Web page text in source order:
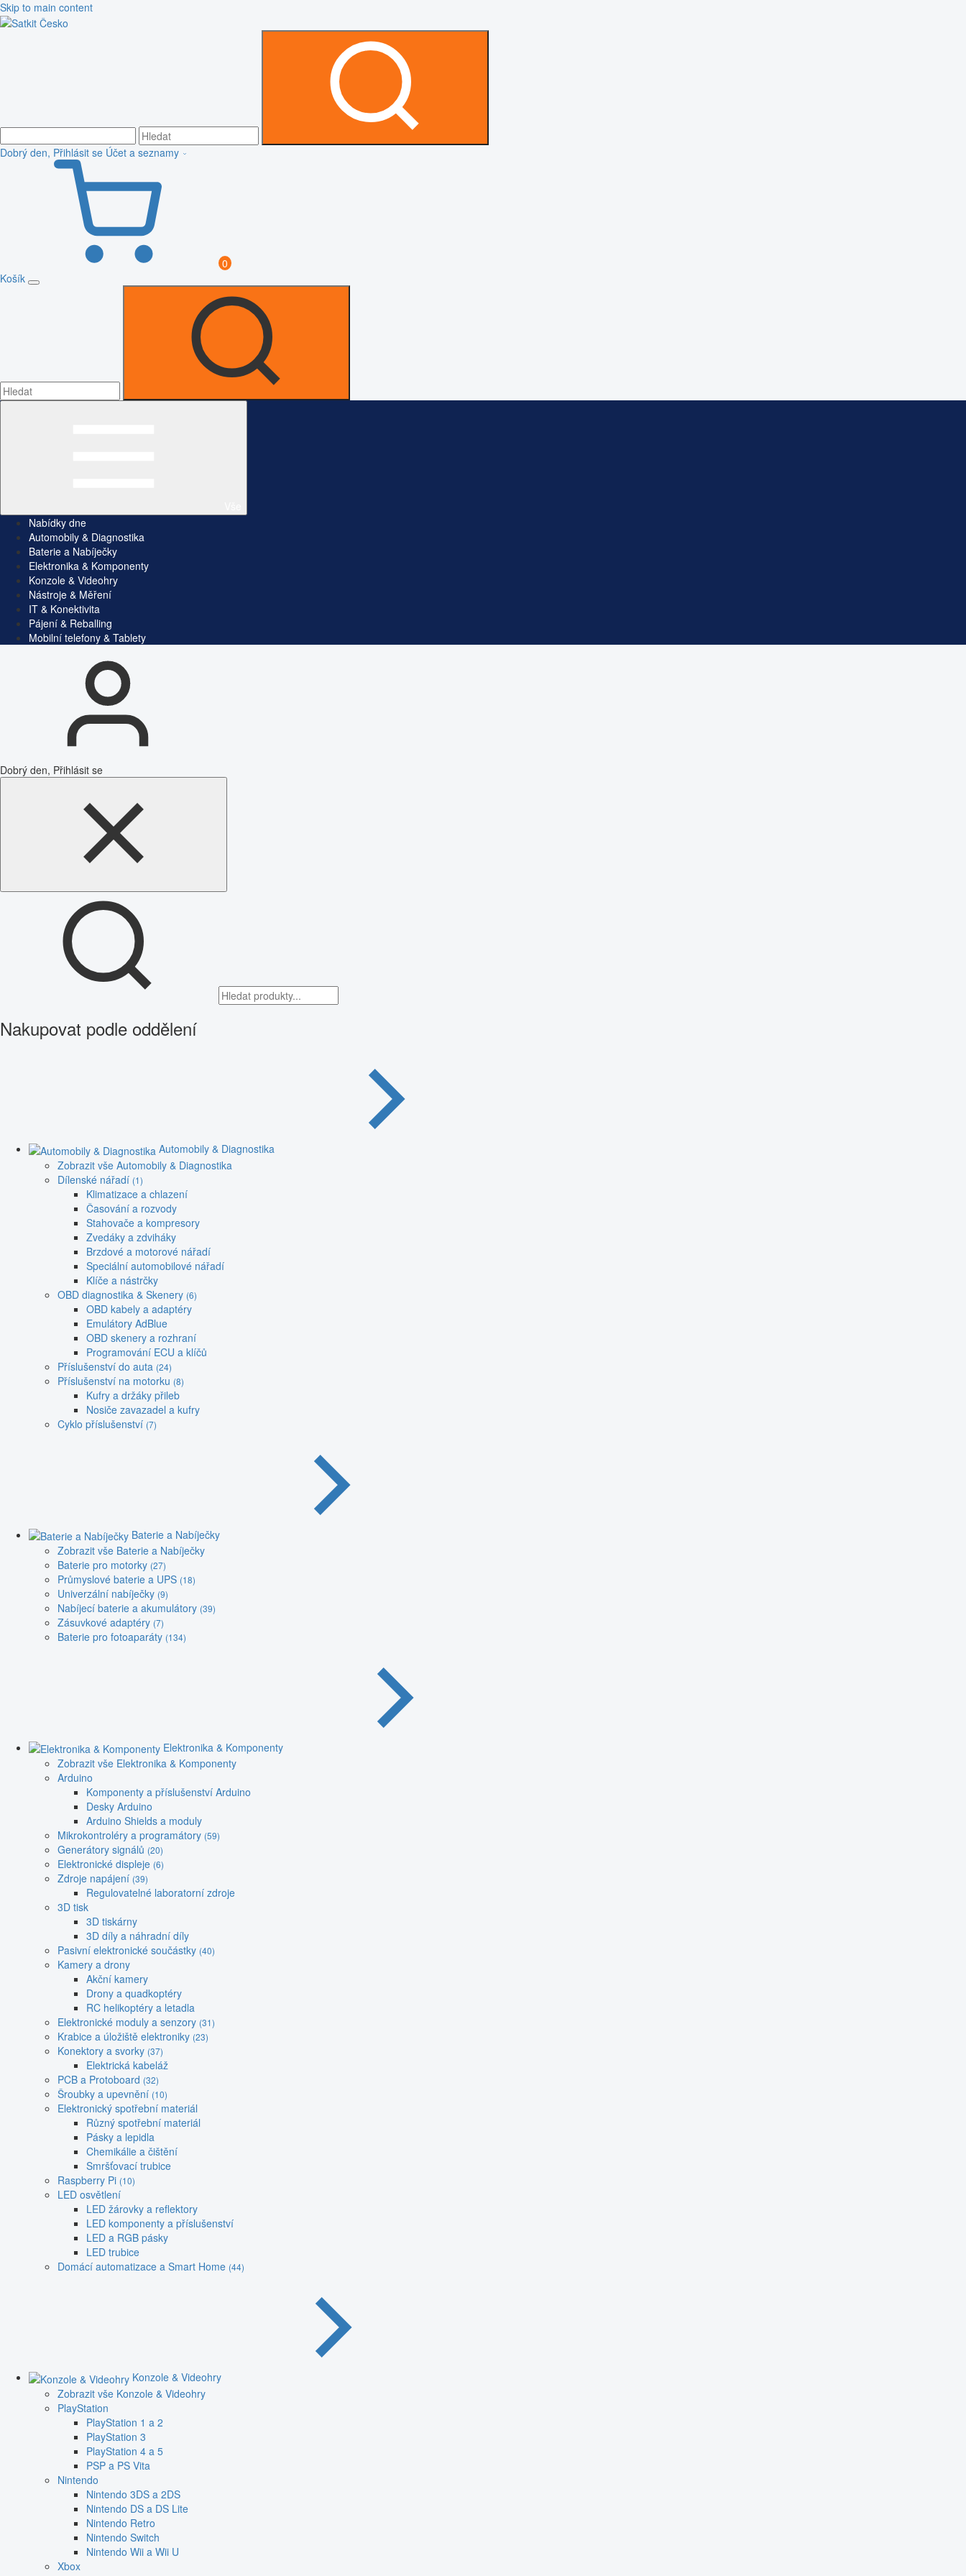
Skip to main content
Dobrý den, Přihlásit se Účet a seznamy
0
Košík
Nabídky dne
Automobily & Diagnostika
Baterie a Nabíječky
Elektronika & Komponenty
Konzole & Videohry
Nástroje & Měření
IT & Konektivita
Pájení & Reballing
Mobilní telefony & Tablety
Dobrý den, Přihlásit se
Nakupovat podle oddělení
Automobily & Diagnostika
Zobrazit vše Automobily & Diagnostika
Dílenské nářadí (1)
Klimatizace a chlazení
Časování a rozvody
Stahovače a kompresory
Zvedáky a zdviháky
Brzdové a motorové nářadí
Speciální automobilové nářadí
Klíče a nástrčky
OBD diagnostika & Skenery (6)
OBD kabely a adaptéry
Emulátory AdBlue
OBD skenery a rozhraní
Programování ECU a klíčů
Příslušenství do auta (24)
Příslušenství na motorku (8)
Kufry a držáky přileb
Nosiče zavazadel a kufry
Cyklo příslušenství (7)
Baterie a Nabíječky
Zobrazit vše Baterie a Nabíječky
Baterie pro motorky (27)
Průmyslové baterie a UPS (18)
Univerzální nabíječky (9)
Nabíjecí baterie a akumulátory (39)
Zásuvkové adaptéry (7)
Baterie pro fotoaparáty (134)
Elektronika & Komponenty
Zobrazit vše Elektronika & Komponenty
Arduino
Komponenty a příslušenství Arduino
Desky Arduino
Arduino Shields a moduly
Mikrokontroléry a programátory (59)
Generátory signálů (20)
Elektronické displeje (6)
Zdroje napájení (39)
Regulovatelné laboratorní zdroje
3D tisk
3D tiskárny
3D díly a náhradní díly
Pasivní elektronické součástky (40)
Kamery a drony
Akční kamery
Drony a quadkoptéry
RC helikoptéry a letadla
Elektronické moduly a senzory (31)
Krabice a úložiště elektroniky (23)
Konektory a svorky (37)
Elektrická kabeláž
PCB a Protoboard (32)
Šroubky a upevnění (10)
Elektronický spotřební materiál
Různý spotřební materiál
Pásky a lepidla
Chemikálie a čištění
Smršťovací trubice
Raspberry Pi (10)
LED osvětlení
LED žárovky a reflektory
LED komponenty a příslušenství
LED a RGB pásky
LED trubice
Domácí automatizace a Smart Home (44)
Konzole & Videohry
Zobrazit vše Konzole & Videohry
PlayStation
PlayStation 1 a 2
PlayStation 3
PlayStation 4 a 5
PSP a PS Vita
Nintendo
Nintendo 3DS a 2DS
Nintendo DS a DS Lite
Nintendo Retro
Nintendo Switch
Nintendo Wii a Wii U
Xbox